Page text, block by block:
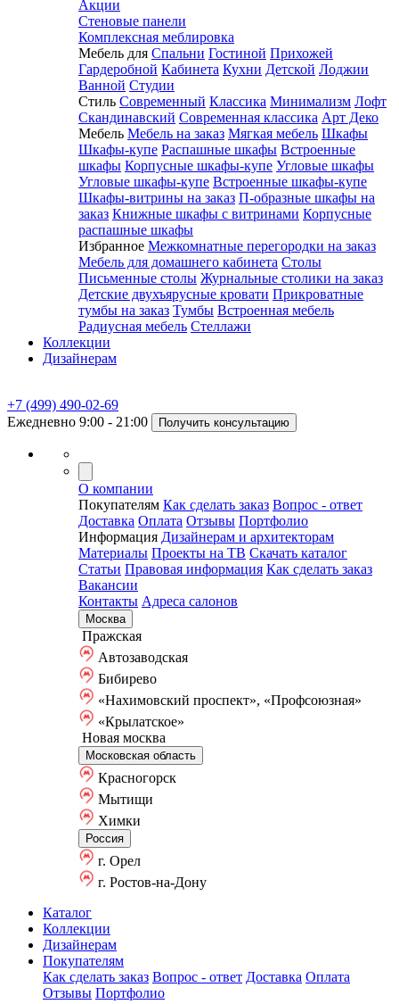
Акции
Стеновые панели
Комплексная меблировка
Мебель для Спальни Гостиной Прихожей
Гардеробной Кабинета Кухни Детской Лоджии
Ванной Студии
Стиль Современный Классика Минимализм Лофт
Скандинавский Современная классика Арт Деко
Мебель Мебель на заказ Мягкая мебель Шкафы
Шкафы-купе Распашные шкафы Встроенные
шкафы Корпусные шкафы-купе Угловые шкафы
Угловые шкафы-купе Встроенные шкафы-купе
Шкафы-витрины на заказ П-образные шкафы на
заказ Книжные шкафы с витринами Корпусные
распашные шкафы
Избранное Межкомнатные перегородки на заказ
Мебель для домашнего кабинета Столы
Письменные столы Журнальные столики на заказ
Детские двухъярусные кровати Прикроватные
тумбы на заказ Тумбы Встроенная мебель
Радиусная мебель Стеллажи
Коллекции
Дизайнерам
+7 (499) 490-02-69
Ежедневно 9:00 - 21:00
Получить консультацию
О компании
Покупателям Как сделать заказ Вопрос - ответ
Доставка Оплата Отзывы Портфолио
Информация Дизайнерам и архитекторам
Материалы Проекты на ТВ Скачать каталог
Статьи Правовая информация Как сделать заказ
Вакансии
Контакты Адреса салонов
Москва
Пражская
Автозаводская
Бибирево
«Нахимовский проспект», «Профсоюзная»
«Крылатское»
Новая москва
Московская область
Красногорск
Мытищи
Химки
Россия
г. Орел
г. Ростов-на-Дону
Каталог
Коллекции
Дизайнерам
Покупателям
Как сделать заказ Вопрос - ответ Доставка Оплата
Отзывы Портфолио